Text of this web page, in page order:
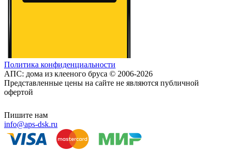
Политика конфиденциальности
АПС: дома из клееного бруса © 2006-2026
Представленные цены на сайте не являются публичной
офертой
Пишите нам
info@aps-dsk.ru